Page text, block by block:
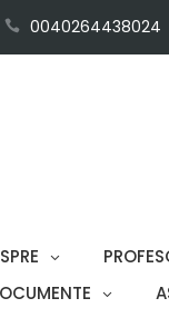
0040264438024